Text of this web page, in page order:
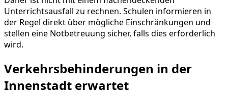
Unterrichtsausfall zu rechnen. Schulen informieren in
der Regel direkt über mögliche Einschränkungen und
stellen eine Notbetreuung sicher, falls dies erforderlich
wird.
Verkehrsbehinderungen in der
Innenstadt erwartet